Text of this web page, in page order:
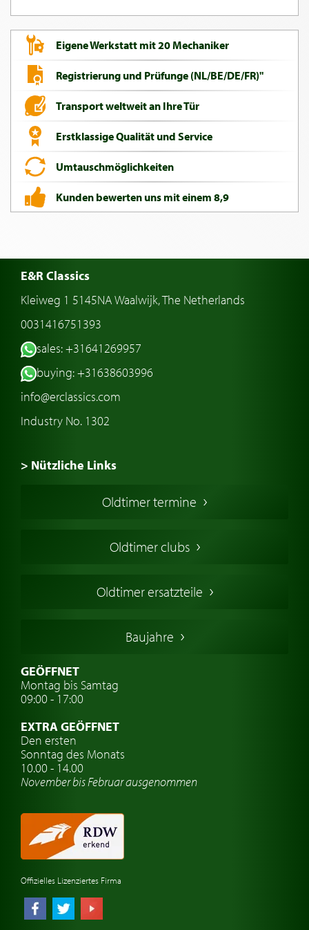
Eigene Werkstatt mit 20 Mechaniker
Registrierung und Prüfunge (NL/BE/DE/FR)"
Transport weltweit an Ihre Tür
Erstklassige Qualität und Service
Umtauschmöglichkeiten
Kunden bewerten uns mit einem 8,9
E&R Classics
Kleiweg 1 5145NA Waalwijk, The Netherlands
0031416751393
sales: +31641269957
buying: +31638603996
info@erclassics.com
Industry No. 1302
> Nützliche Links
Oldtimers in Europa
Englische Oldtimer
Deutsche Oldtimer
Schwedische Oldtimer
Oldtimer mit h-kennzeichen
Auto Oldtimer Markt
Oldtimer-Versicherung
Oldtimer-Clubs
Oldtimer-Reisen
Automarken uhren
Oldtimer termine
Oldtimer clubs
Oldtimer ersatzteile
Baujahre
GEÖFFNET
Montag bis Samtag
09:00 - 17:00
EXTRA GEÖFFNET
Den ersten
Sonntag des Monats
10.00 - 14.00
November bis Februar ausgenommen
Offizielles Lizenziertes Firma